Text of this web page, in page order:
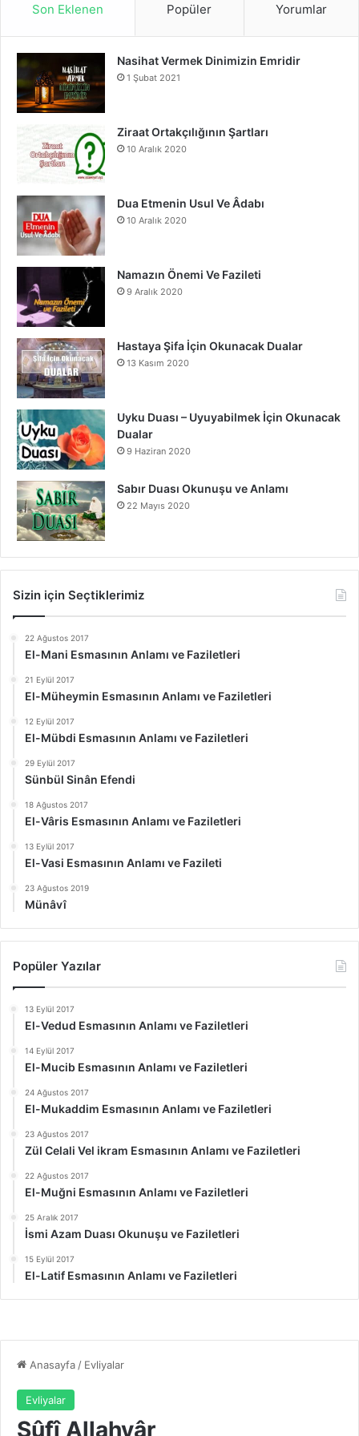
b
o
u
e
a
r
Son Eklenen Popüler Yorumlar
Nasihat Vermek Dinimizin Emridir
1 Şubat 2021
Ziraat Ortakçılığının Şartları
10 Aralık 2020
Dua Etmenin Usul Ve Âdabı
10 Aralık 2020
Namazın Önemi Ve Fazileti
9 Aralık 2020
Hastaya Şifa İçin Okunacak Dualar
13 Kasım 2020
Uyku Duası – Uyuyabilmek İçin Okunacak
Dualar
9 Haziran 2020
Sabır Duası Okunuşu ve Anlamı
22 Mayıs 2020
Sizin için Seçtiklerimiz
22 Ağustos 2017
El-Mani Esmasının Anlamı ve Faziletleri
21 Eylül 2017
El-Müheymin Esmasının Anlamı ve Faziletleri
12 Eylül 2017
El-Mübdi Esmasının Anlamı ve Faziletleri
29 Eylül 2017
Sünbül Sinân Efendi
18 Ağustos 2017
El-Vâris Esmasının Anlamı ve Faziletleri
13 Eylül 2017
El-Vasi Esmasının Anlamı ve Fazileti
23 Ağustos 2019
Münâvî
Popüler Yazılar
13 Eylül 2017
El-Vedud Esmasının Anlamı ve Faziletleri
14 Eylül 2017
El-Mucib Esmasının Anlamı ve Faziletleri
24 Ağustos 2017
El-Mukaddim Esmasının Anlamı ve Faziletleri
23 Ağustos 2017
Zül Celali Vel ikram Esmasının Anlamı ve Faziletleri
22 Ağustos 2017
El-Muğni Esmasının Anlamı ve Faziletleri
25 Aralık 2017
İsmi Azam Duası Okunuşu ve Faziletleri
15 Eylül 2017
El-Latif Esmasının Anlamı ve Faziletleri